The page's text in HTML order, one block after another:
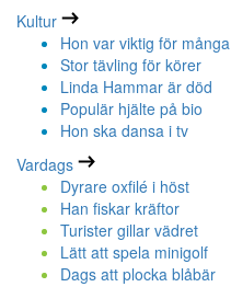
Kultur
Hon var viktig för många
Stor tävling för körer
Linda Hammar är död
Populär hjälte på bio
Hon ska dansa i tv
Vardags
Dyrare oxfilé i höst
Han fiskar kräftor
Turister gillar vädret
Lätt att spela minigolf
Dags att plocka blåbär